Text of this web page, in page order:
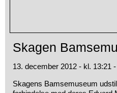
Skagen
13. december 2012 - kl. 13:21
Skagens Bamsemuseum